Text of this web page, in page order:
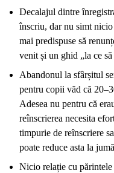
Decalajul dintre
înscriu, dar nu simt
mai predispuse să
venit și un ghid „la ce
Abandonul la sfârșitul
pentru copii văd că
Adesea nu pentru că
reînscrierea necesita
timpurie de reînscriere
poate reduce asta la
Nicio relație cu